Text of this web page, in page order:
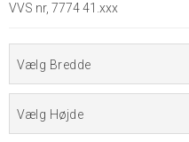
VVS nr, 7774 41.xxx
Vælg Bredde
Vælg Højde